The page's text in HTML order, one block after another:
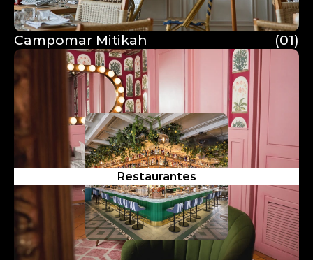
Campomar Mitikah
Campomar Mitikah
(01)
Restaurantes